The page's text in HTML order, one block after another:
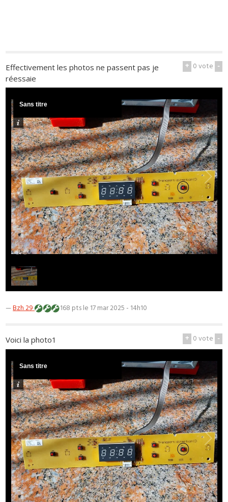
+ 0vote -
Effectivement les photos ne passent pas je
réessaie
1/1
Sans titre
—Bzh 29 168 ptsle 17 mar 2025 - 14h10
+ 0vote -
Voici la photo1
Sans titre